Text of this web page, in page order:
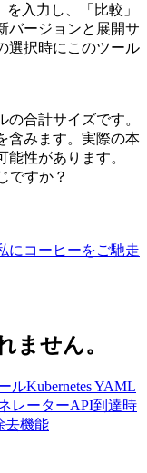
を入力し、「比較」
バージョンと展開サ
選択時にこのツール
合計サイズです。
含みます。実際の本
性があります。
ですか？
にコーヒーをご馳走
ません。
ルKubernetes YAML
レーターAPI到達時
去機能